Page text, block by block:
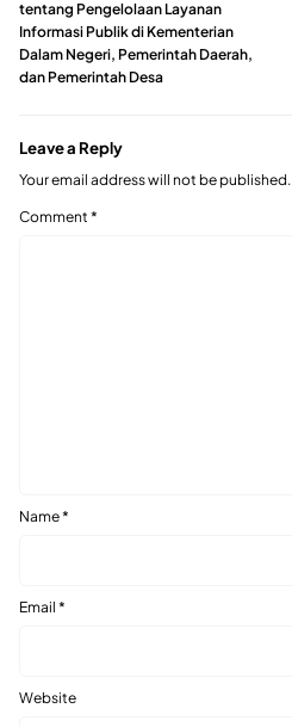
tentang Pengelolaan Layanan
Informasi Publik di Kementerian
Dalam Negeri, Pemerintah Daerah,
dan Pemerintah Desa
Leave a Reply
Your email address will not be published.
Comment *
Name*
Email *
Website